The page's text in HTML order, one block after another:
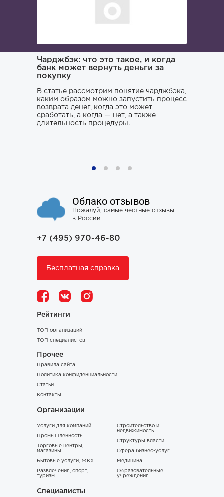
Чарджбэк: что это такое, и когда
банк может вернуть деньги за
покупку
В статье рассмотрим понятие чарджбэка,
каким образом можно запустить процесс
возврата денег, когда это может
сработать, а когда — нет, а также
длительность процедуры.
Облако отзывов
Пожалуй, самые честные отзывы
в России
+7 (495) 970-46-80
Бесплатная справка
Рейтинги
ТОП организаций
ТОП специалистов
Прочее
Правила сайта
Политика конфиденциальности
Статьи
Контакты
Организации
Услуги для компаний
Промышленность
Торговые центры,
магазины
Бытовые услуги, ЖКХ
Развлечения, спорт,
туризм
Строительство и
недвижимость
Структуры власти
Сфера бизнес-услуг
Медицина
Образовательные
учреждения
Специалисты